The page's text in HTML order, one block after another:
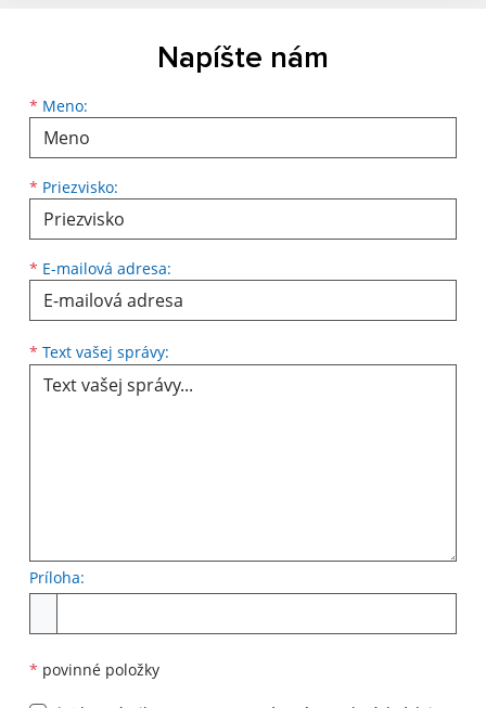
Napíšte nám
* Meno:
* Priezvisko:
* E-mailová adresa:
* Text vašej správy:
Príloha:
* povinné položky